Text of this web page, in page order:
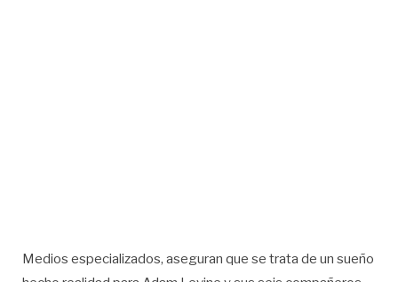
Medios especializados, aseguran que se trata de un sueño